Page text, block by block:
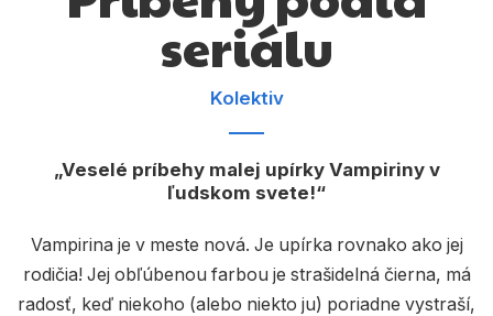
Populárno - náučné pre deti
Young adult
Zdravie a životný štýl
Všetky kategórie
seriálu
Kolektiv
Veselé príbehy malej upírky Vampiriny v
ľudskom svete!
Vampirina je v meste nová. Je upírka rovnako ako jej
rodičia! Jej obľúbenou farbou je strašidelná čierna, má
radosť, keď niekoho (alebo niekto ju) poriadne vystraší,